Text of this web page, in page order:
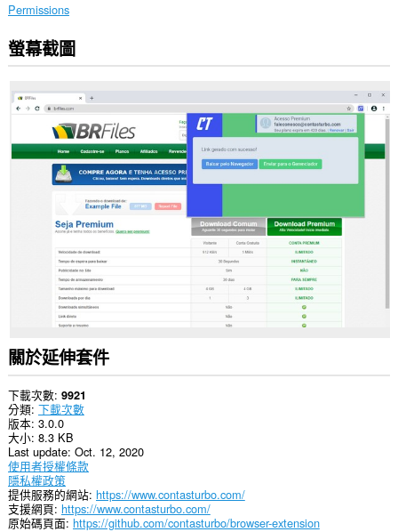
Permissions
這
個
伸
套
存
取
螢幕截圖
關於延伸套件
下載次數 9921
分類 下載次數
版本 3.0.0
大小 8.3 KB
Last update Oct. 12, 2020
使用者授權條款
隱私權政策
提供服務的網站 https://www.contasturbo.com/
支援網頁 https://www.contasturbo.com/
原始碼頁面 https://github.com/contasturbo/browser-extension